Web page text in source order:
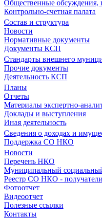
Общественные обсуждения,
Контрольно-счетная палата
Состав и структура
Новости
Нормативные документы
Документы КСП
Стандарты внешнего
Прочие документы
Деятельность КСП
Планы
Отчеты
Материалы экспертно-
Доклады и выступления
Иная деятельность
Сведения о доходах и
Поддержка СО НКО
Новости
Перечень НКО
Муниципальный
Реестр СО НКО -
Фотоотчет
Видеоотчет
Полезные ссылки
Контакты